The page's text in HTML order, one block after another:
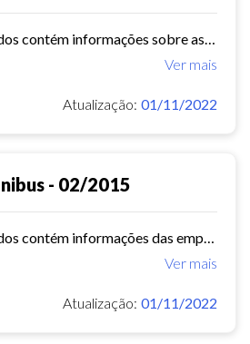
Ver mais
Atualização: 01/11/2022
- 02/2015
Ver mais
Atualização: 01/11/2022